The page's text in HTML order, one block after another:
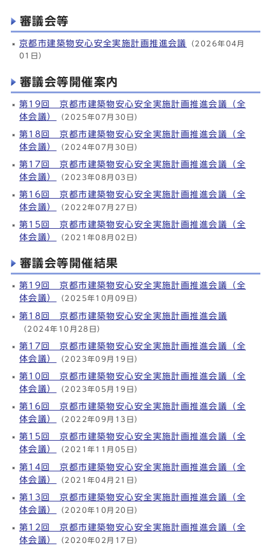
審議会等
京都市建築物安心安全実施計画推進会議 （2026年04月
01日）
審議会等開催案内
第19回 京都市建築物安心安全実施計画推進会議（全
体会議）
（2025年07月30日）
第18回 京都市建築物安心安全実施計画推進会議（全
体会議）
（2024年07月30日）
第17回 京都市建築物安心安全実施計画推進会議（全
体会議）
（2023年08月03日）
第16回 京都市建築物安心安全実施計画推進会議（全
体会議）
（2022年07月27日）
第15回 京都市建築物安心安全実施計画推進会議（全
体会議）
（2021年08月02日）
審議会等開催結果
第19回 京都市建築物安心安全実施計画推進会議（全
体会議）
（2025年10月09日）
第18回 京都市建築物安心安全実施計画推進会議
（2024年10月28日）
第17回 京都市建築物安心安全実施計画推進会議（全
体会議）
（2023年09月19日）
第10回 京都市建築物安心安全実施計画推進会議（全
体会議）
（2023年05月19日）
第16回 京都市建築物安心安全実施計画推進会議（全
体会議）
（2022年09月13日）
第15回 京都市建築物安心安全実施計画推進会議（全
体会議）
（2021年11月05日）
第14回 京都市建築物安心安全実施計画推進会議（全
体会議）
（2021年04月21日）
第13回 京都市建築物安心安全実施計画推進会議（全
体会議）
（2020年10月20日）
第12回 京都市建築物安心安全実施計画推進会議（全
体会議）
（2020年02月17日）